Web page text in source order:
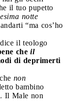
il tuo pupetto
notte
“ma cos’ho
il teologo
che il
di deprimerti
non
bambino
Il Male non